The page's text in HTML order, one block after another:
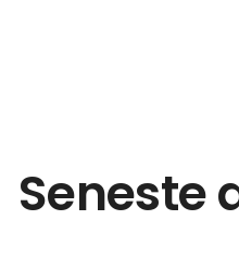
Seneste